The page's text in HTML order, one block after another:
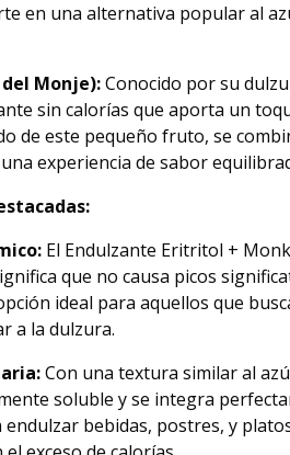
en una alternativa popular al
Monje):Conocido por su
sin calorías que aporta un
de este pequeño fruto, se
experiencia de sabor
El Endulzante Eritritol +
que no causa picos
ideal para aquellos que
a la dulzura.
Con una textura similar al
soluble y se integra
endulzar bebidas, postres, y